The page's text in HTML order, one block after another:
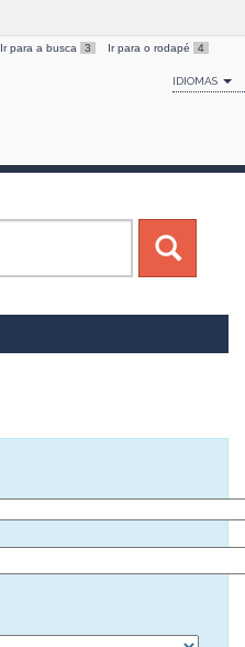
Ir para a busca 3 Ir para o rodapé 4
IDIOMAS